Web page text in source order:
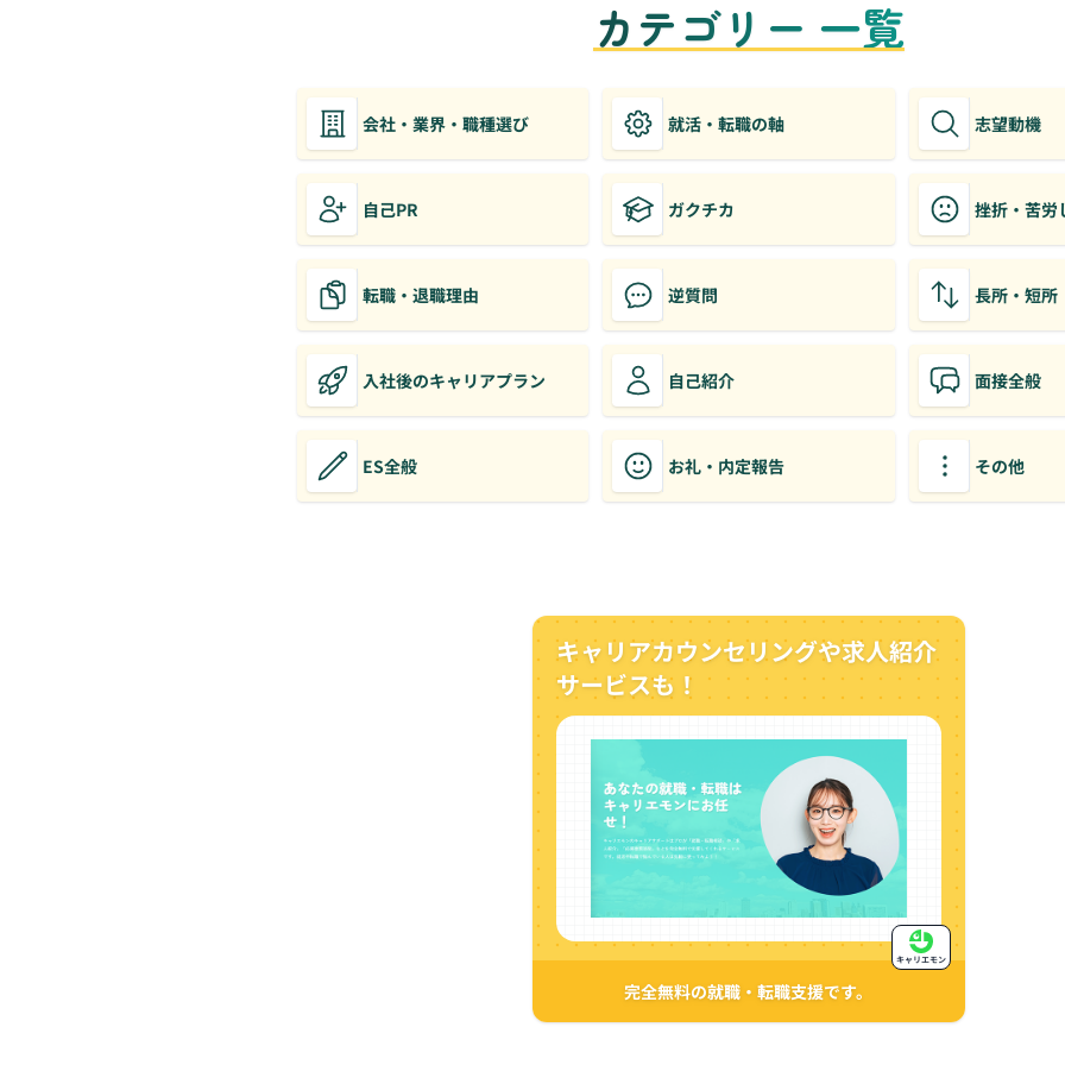
カテゴリー 一覧
会社・業界・職種選び 就活・転職の軸 志望動機
自己PR ガクチカ 挫折・苦労
転職・退職理由 逆質問 長所・短所
入社後のキャリアプラン 自己紹介 面接全般
ES全般 お礼・内定報告 その他
キャリアカウンセリングや求人紹介
サービスも！
完全無料の就職・転職支援です。
キャリエモン